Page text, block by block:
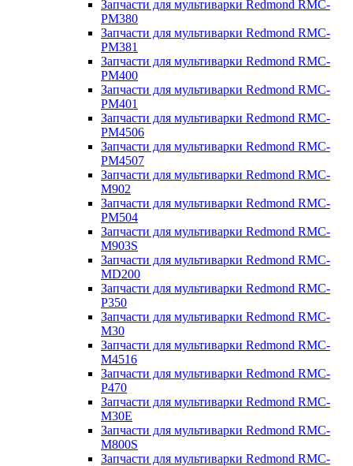
Запчасти для мультиварки Redmond RMC-
PM380
Запчасти для мультиварки Redmond RMC-
PM381
Запчасти для мультиварки Redmond RMC-
PM400
Запчасти для мультиварки Redmond RMC-
PM401
Запчасти для мультиварки Redmond RMC-
PM4506
Запчасти для мультиварки Redmond RMC-
PM4507
Запчасти для мультиварки Redmond RMC-
M902
Запчасти для мультиварки Redmond RMC-
PM504
Запчасти для мультиварки Redmond RMC-
M903S
Запчасти для мультиварки Redmond RMC-
MD200
Запчасти для мультиварки Redmond RMC-
P350
Запчасти для мультиварки Redmond RMC-
M30
Запчасти для мультиварки Redmond RMC-
M4516
Запчасти для мультиварки Redmond RMC-
P470
Запчасти для мультиварки Redmond RMC-
M30E
Запчасти для мультиварки Redmond RMC-
M800S
Запчасти для мультиварки Redmond RMC-